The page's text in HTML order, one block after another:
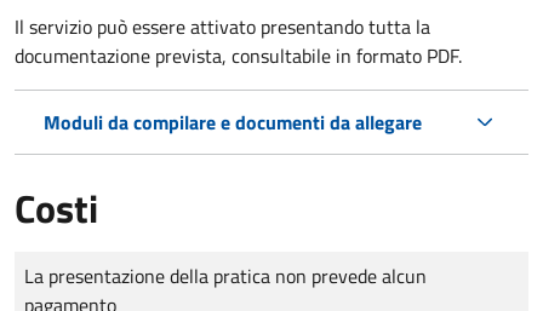
Il servizio può essere attivato presentando tutta la
documentazione prevista, consultabile in formato PDF.
Moduli da compilare e documenti da allegare
Costi
Tipo di pagamento
Importo
La presentazione della pratica non prevede alcun